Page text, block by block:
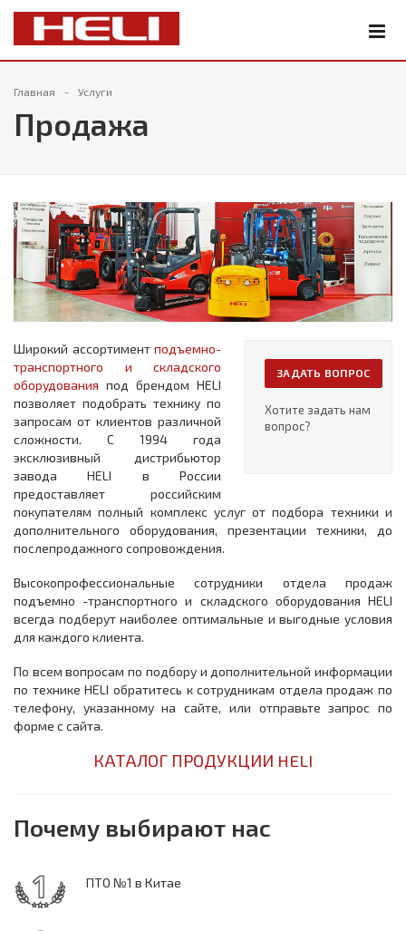
Главная Услуги
Продажа
ЗАДАТЬ ВОПРОС
Хотите задать нам
вопрос?
Широкий ассортимент подъемно-
транспортного и складского
оборудования под брендом HELI
позволяет подобрать технику по
запросам от клиентов различной
сложности. С 1994 года
эксклюзивный дистрибьютор
завода HELI в России
предоставляет российским
покупателям полный комплекс услуг от подбора техники и
дополнительного оборудования, презентации техники, до
послепродажного сопровождения.
Высокопрофессиональные сотрудники отдела продаж
подъемно -транспортного и складского оборудования HELI
всегда подберут наиболее оптимальные и выгодные условия
для каждого клиента.
По всем вопросам по подбору и дополнительной информации
по технике HELI обратитесь к сотрудникам отдела продаж по
телефону, указанному на сайте, или отправьте запрос по
форме с сайта.
КАТАЛОГ ПРОДУКЦИИ HELI
Почему выбирают нас
ПТО №1 в Китае